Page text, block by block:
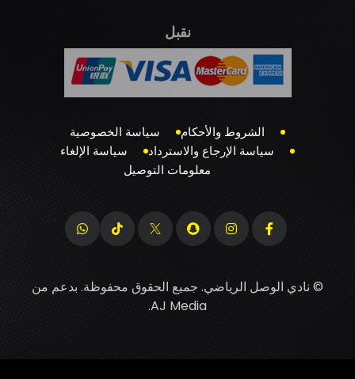
نقبل
الشروط والأحكام
سياسة الخصوصية
سياسة الإرجاع والاسترداد
سياسة الإلغاء
معلومات التوصيل
© نادي الوصل الرياضي. جميع الحقوق محفوظة. بدعم من
AJ Media
.